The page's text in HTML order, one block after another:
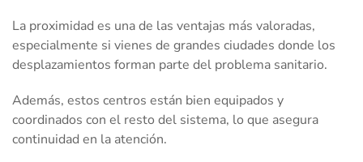
La proximidad es una de las ventajas más valoradas,
especialmente si vienes de grandes ciudades donde los
desplazamientos forman parte del problema sanitario.
Además, estos centros están bien equipados y
coordinados con el resto del sistema, lo que asegura
continuidad en la atención.